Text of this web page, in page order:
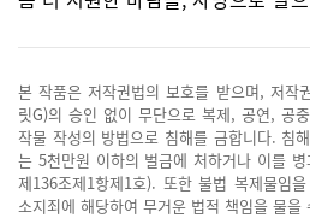
본 작품은 저작권법의 보호를 받으며, 저작
릿G)의 승인 없이 무단으로 복제, 공연, 공
작물 작성의 방법으로 침해를 금합니다. 침
는 5천만원 이하의 벌금에 처하거나 이를
제136조제1항제1호). 또한 불법 복제물임
소지죄에 해당하여 무거운 법적 책임을 물을